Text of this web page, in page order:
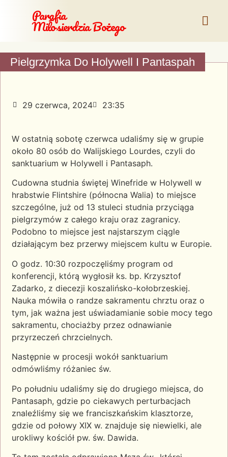
Parafia
Miłosierdzia Bożego
Pielgrzymka Do Holywell I Pantaspah
29 czerwca, 2024 23:35
W ostatnią sobotę czerwca udaliśmy się w grupie
około 80 osób do Walijskiego Lourdes, czyli do
sanktuarium w Holywell i Pantasaph.
Cudowna studnia świętej Winefride w Holywell w
hrabstwie Flintshire (północna Walia) to miejsce
szczególne, już od 13 stuleci studnia przyciąga
pielgrzymów z całego kraju oraz zagranicy.
Podobno to miejsce jest najstarszym ciągle
działającym bez przerwy miejscem kultu w Europie.
O godz. 10:30 rozpoczęliśmy program od
konferencji, którą wygłosił ks. bp. Krzysztof
Zadarko, z diecezji koszalińsko-kołobrzeskiej.
Nauka mówiła o randze sakramentu chrztu oraz o
tym, jak ważna jest uświadamianie sobie mocy tego
sakramentu, chociażby przez odnawianie
przyrzeczeń chrzcielnych.
Następnie w procesji wokół sanktuarium
odmówliśmy różaniec św.
Po południu udaliśmy się do drugiego miejsca, do
Pantasaph, gdzie po ciekawych perturbacjach
znaleźliśmy się we franciszkańskim klasztorze,
gdzie od połowy XIX w. znajduje się niewielki, ale
urokliwy kościół pw. św. Dawida.